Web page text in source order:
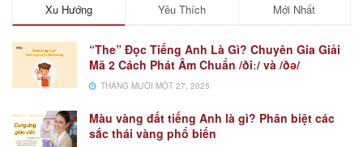
Xu Hướng Yêu Thích Mới Nhất
“The” Đọc Tiếng Anh Là Gì? Chuyên Gia Giải
Mã 2 Cách Phát Âm Chuẩn /ðiː/ và /ðə/
THÁNG MƯỜI MỘT 27, 2025
Màu vàng đất tiếng Anh là gì? Phân biệt các
sắc thái vàng phổ biến